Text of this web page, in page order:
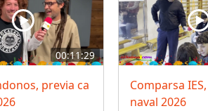
00:11:29
previa ca
Comparsa
naval 2026